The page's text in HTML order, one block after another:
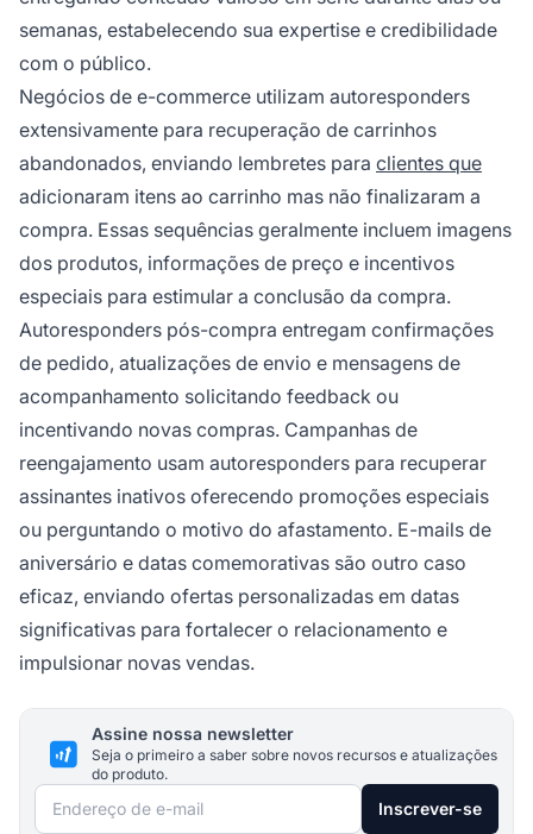
semanas, estabelecendo sua expertise e credibilidade
com o público.
Negócios de e-commerce utilizam autoresponders
extensivamente para recuperação de carrinhos
abandonados, enviando lembretes para clientes que
adicionaram itens ao carrinho mas não finalizaram a
compra. Essas sequências geralmente incluem imagens
dos produtos, informações de preço e incentivos
especiais para estimular a conclusão da compra.
Autoresponders pós-compra entregam confirmações
de pedido, atualizações de envio e mensagens de
acompanhamento solicitando feedback ou
incentivando novas compras. Campanhas de
reengajamento usam autoresponders para recuperar
assinantes inativos oferecendo promoções especiais
ou perguntando o motivo do afastamento. E-mails de
aniversário e datas comemorativas são outro caso
eficaz, enviando ofertas personalizadas em datas
significativas para fortalecer o relacionamento e
impulsionar novas vendas.
Assine nossa newsletter
Seja o primeiro a saber sobre novos recursos e atualizações
do produto.
Endereço de e-mail Inscrever-se